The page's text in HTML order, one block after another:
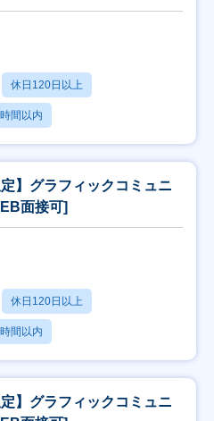
休日120日以上
間以内
】グラフィックコミュニ
面接可]
休日120日以上
間以内
】グラフィックコミュニ